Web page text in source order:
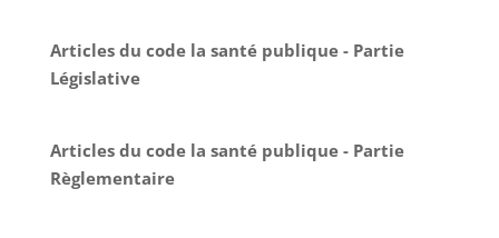
Articles du code la santé publique - Partie
Législative
Articles du code la santé publique - Partie
Règlementaire